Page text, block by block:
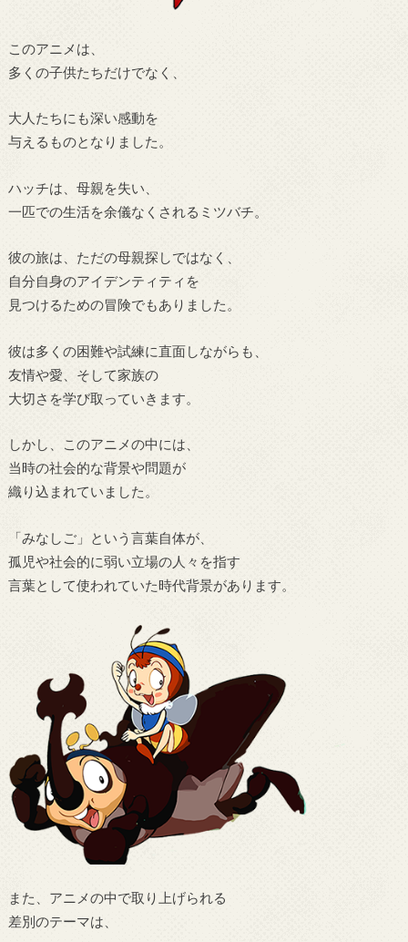
このアニメは、
多くの子供たちだけでなく、
大人たちにも深い感動を
与えるものとなりました。
ハッチは、母親を失い、
一匹での生活を余儀なくされるミツバチ。
彼の旅は、ただの母親探しではなく、
自分自身のアイデンティティを
見つけるための冒険でもありました。
彼は多くの困難や試練に直面しながらも、
友情や愛、そして家族の
大切さを学び取っていきます。
しかし、このアニメの中には、
当時の社会的な背景や問題が
織り込まれていました。
「みなしご」という言葉自体が、
孤児や社会的に弱い立場の人々を指す
言葉として使われていた時代背景があります。
また、アニメの中で取り上げられる
差別のテーマは、